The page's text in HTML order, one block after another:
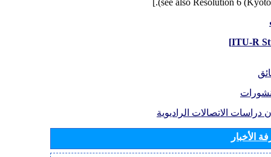
دراسات الاتصالات الراديوية
الأخبار